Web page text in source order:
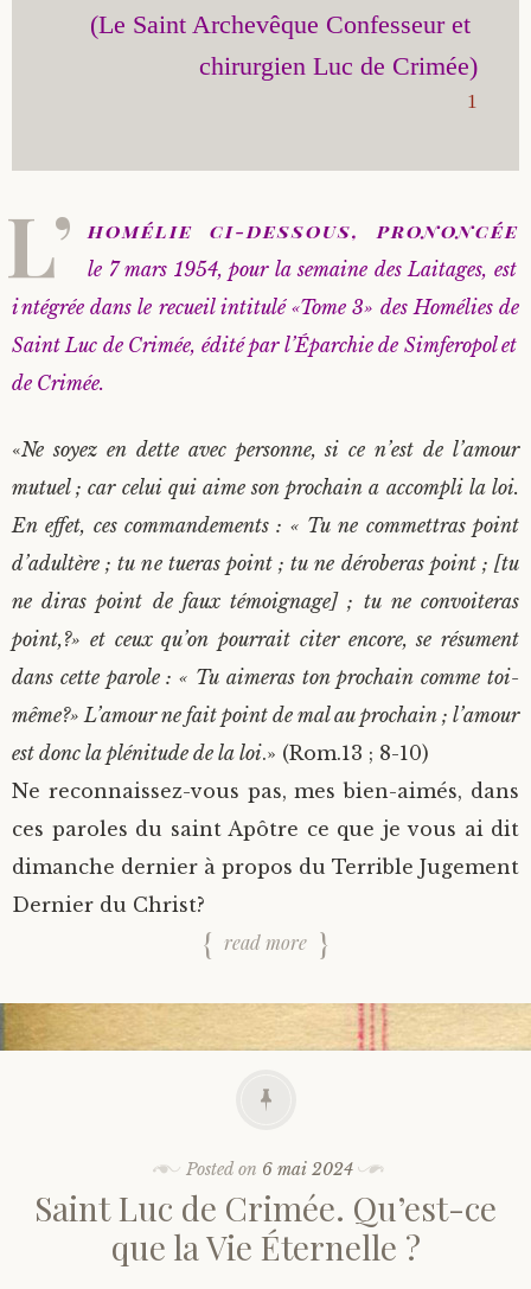
(Le Saint Archevêque Confesseur et
chirurgien Luc de Crimée)
1
L’ homélie ci-dessous, prononcée
le 7 mars 1954, pour la semaine des Laitages, est
intégrée dans le recueil intitulé «Tome 3» des Homélies de
Saint Luc de Crimée, édité par l’Éparchie de Simferopol et
de Crimée.
«Ne soyez en dette avec personne, si ce n’est de l’amour
mutuel ; car celui qui aime son prochain a accompli la loi.
En effet, ces commandements : « Tu ne commettras point
d’adultère ; tu ne tueras point ; tu ne déroberas point ; [tu
ne diras point de faux témoignage] ; tu ne convoiteras
point,?» et ceux qu’on pourrait citer encore, se résument
dans cette parole : « Tu aimeras ton prochain comme toi-
même?» L’amour ne fait point de mal au prochain ; l’amour
est donc la plénitude de la loi.» (Rom.13 ; 8-10)
Ne reconnaissez-vous pas, mes bien-aimés, dans
ces paroles du saint Apôtre ce que je vous ai dit
dimanche dernier à propos du Terrible Jugement
Dernier du Christ?
read more
Posted on 6 mai 2024
Saint Luc de Crimée. Qu’est-ce
que la Vie Éternelle ?